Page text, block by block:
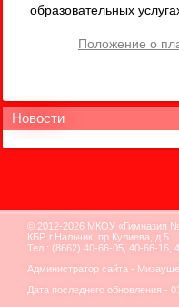
образовательных
Положение о
Новости
© 2012-2026 МКОУ «Гимназия
КБР, г.Нальчик, пр.Кулиева, д.5
Тел.: (8662) 40-66-05, 40-66-16,
Администратор сайта -
Дата последнего обновления -